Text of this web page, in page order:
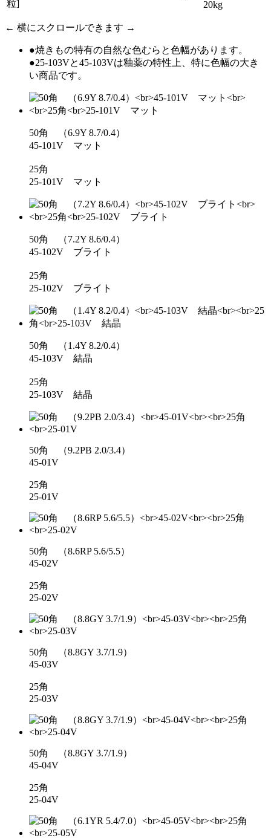
粒]
20kg
← 横にスクロールできます →
●焼きもの特有の自然な色むらと色幅があります。
●25-103Vと45-103Vは釉薬の特性上、特に色幅の大き
い商品です。
50角 （6.9Y 8.7/0.4）
45-101V マット
25角
25-101V マット
50角 （7.2Y 8.6/0.4）
45-102V ブライト
25角
25-102V ブライト
50角 （1.4Y 8.2/0.4）
45-103V 結晶
25角
25-103V 結晶
50角 （9.2PB 2.0/3.4）
45-01V
25角
25-01V
50角 （8.6RP 5.6/5.5）
45-02V
25角
25-02V
50角 （8.8GY 3.7/1.9）
45-03V
25角
25-03V
50角 （8.8GY 3.7/1.9）
45-04V
25角
25-04V